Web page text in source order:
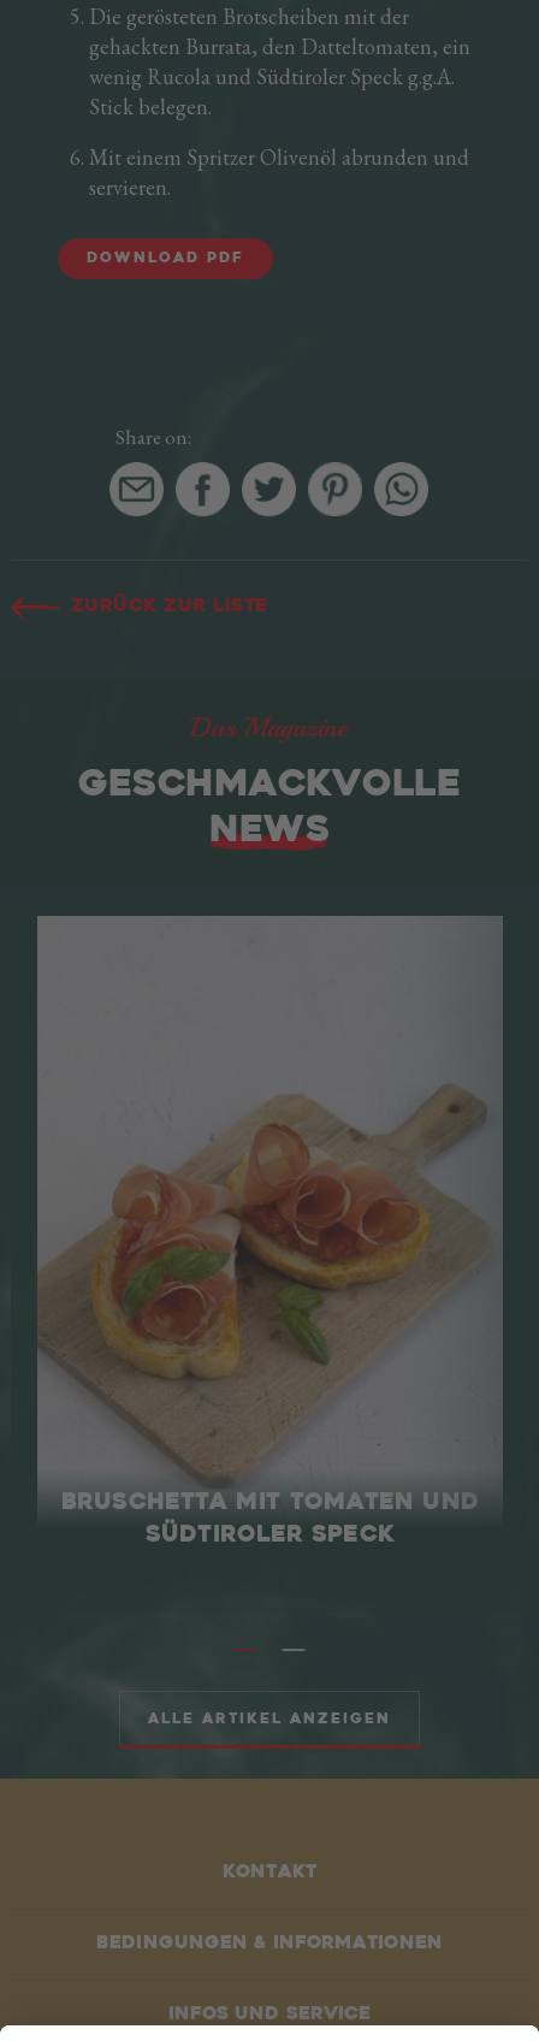
Die gerösteten Brotscheiben mit der
gehackten Burrata, den Datteltomaten, ein
wenig Rucola und Südtiroler Speck g.g.A.
Stick belegen.
Mit einem Spritzer Olivenöl abrunden und
servieren.
Download PDF
Share on:
Zurück zur Liste
Das Magazine
GESCHMACKVOLLE
NEWS
BRUSCHETTA MIT TOMATEN UND
SÜDTIROLER SPECK
Alle Artikel anzeigen
Kontakt
Bedingungen & Informationen
Infos und service